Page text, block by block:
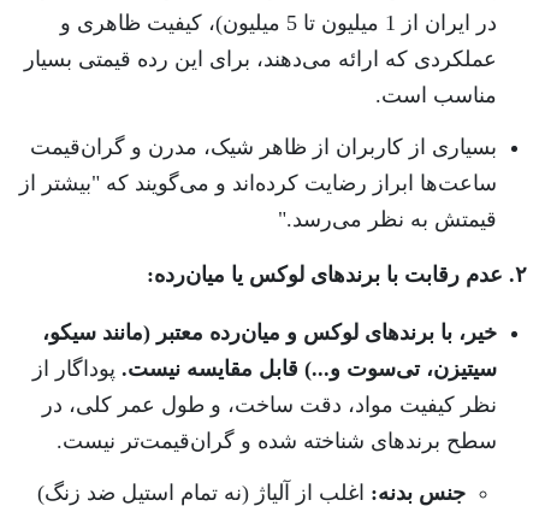
در ایران از 1 میلیون تا 5 میلیون)، کیفیت ظاهری و
عملکردی که ارائه می‌دهند، برای این رده قیمتی بسیار
مناسب است.
بسیاری از کاربران از ظاهر شیک، مدرن و گران‌قیمت
ساعت‌ها ابراز رضایت کرده‌اند و می‌گویند که "بیشتر از
قیمتش به نظر می‌رسد."
۲. عدم رقابت با برندهای لوکس یا میان‌رده:
خیر، با برندهای لوکس و میان‌رده معتبر (مانند سیکو،
سیتیزن، تی‌سوت و...) قابل مقایسه نیست. پوداگار از
نظر کیفیت مواد، دقت ساخت، و طول عمر کلی، در
سطح برندهای شناخته شده و گران‌قیمت‌تر نیست.
جنس بدنه: اغلب از آلیاژ (نه تمام استیل ضد زنگ)